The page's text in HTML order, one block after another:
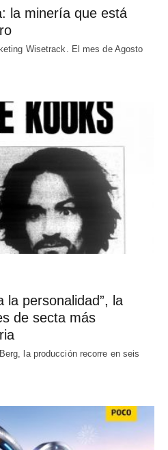
la minería que está
Wisetrack. El mes de Agosto
la personalidad”, la
de secta más
la producción recorre en seis